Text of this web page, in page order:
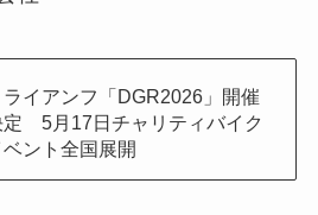
ライアンフ「DGR2026」開催
定 5月17日チャリティバイク
ベント全国展開